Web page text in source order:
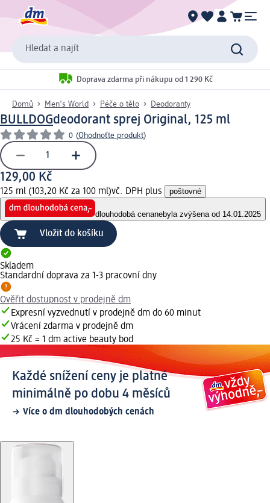
Hledat a najít
Doprava zdarma při nákupu od 1 290 Kč
Domů Men's World Péče o tělo Deodoranty
BULLDOGdeodorant sprej Original, 125 ml
0 (Ohodnoťte produkt)
129,00 Kč
125 ml (103,20 Kč za 100 ml)vč. DPH plus poštovné
dlouhodobá cenanebyla zvýšena od 14.01.2025
Vložit do košíku
Skladem
Standardní doprava za 1-3 pracovní dny
Ověřit dostupnost v prodejně dm
Expresní vyzvednutí v prodejně dm do 60 minut
Vrácení zdarma v prodejně dm
25 Kč = 1 dm active beauty bod
Každé snížení ceny je platné
minimálně po dobu 4 měsíců
Více o dm dlouhodobých cenách